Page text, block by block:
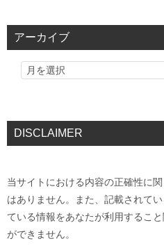
アーカイブ
DISCLAIMER
当サイトにおける内容の正確性に
はありません。また、記載されて
ている情報をあなたが利用するこ
ができません。